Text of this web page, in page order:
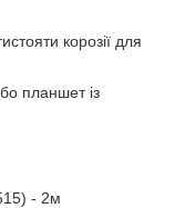
корозії для
планшет із
- 2м